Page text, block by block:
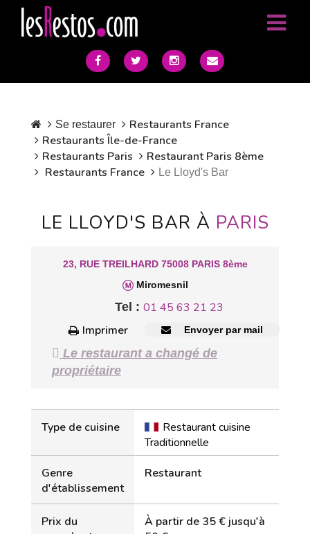
Se restaurer
Restaurants France
Restaurants Île-de-France
Restaurants Paris
Restaurant Paris 8ème
Restaurants France
Le Lloyd's Bar
LE LLOYD'S BAR À PARIS
23, RUE TREILHARD 75008 PARIS 8ème
Miromesnil
Tel : 01 45 63 21 23
Imprimer
Envoyer par mail
Le restaurant a changé de
propriétaire
Type de cuisine
Restaurant cuisine
Traditionnelle
Genre
d'établissement
Restaurant
Prix du
À partir de 35 € jusqu'à